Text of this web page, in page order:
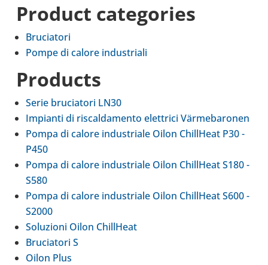
Product cate­go­ries
Bru­cia­tori
Pompe di calore indu­striali
Pro­ducts
Serie bru­cia­tori LN30
Impianti di riscal­da­mento elet­trici Värmebaronen
Pompa di calore indu­striale Oilon Chil­lHeat P30 -
P450
Pompa di calore indu­striale Oilon Chil­lHeat S180 -
S580
Pompa di calore indu­striale Oilon Chil­lHeat S600 -
S2000
Solu­zioni Oilon Chil­lHeat
Bru­cia­tori S
Oilon Plus